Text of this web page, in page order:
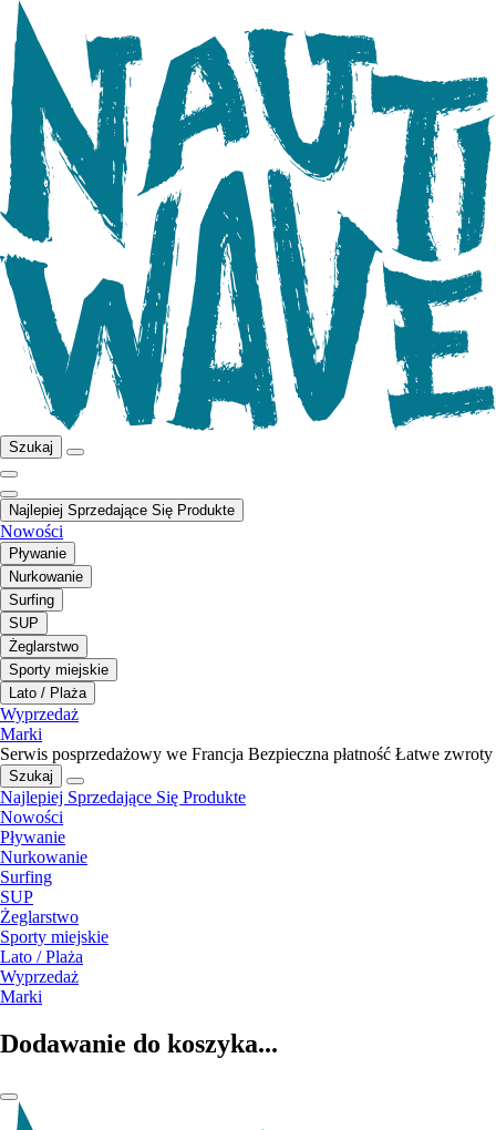
Szukaj
Najlepiej Sprzedające Się Produkte
Nowości
Pływanie
Nurkowanie
Surfing
SUP
Żeglarstwo
Sporty miejskie
Lato / Plaża
Wyprzedaż
Marki
Serwis posprzedażowy we Francja Bezpieczna płatność Łatwe zwroty
Szukaj
Najlepiej Sprzedające Się Produkte
Nowości
Pływanie
Nurkowanie
Surfing
SUP
Żeglarstwo
Sporty miejskie
Lato / Plaża
Wyprzedaż
Marki
Dodawanie do koszyka...